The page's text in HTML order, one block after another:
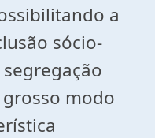
a
sócio-
modo